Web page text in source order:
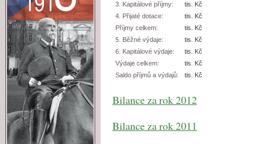
3. Kapitálové příjmy:
tis. Kč
4. Přijaté dotace:
tis. Kč
Příjmy celkem:
tis. Kč
5. Běžné výdaje:
tis. Kč
6. Kapitálové výdaje:
tis. Kč
Výdaje celkem:
tis. Kč
Saldo příjmů a výdajů:
tis. Kč
Bilance za rok 2012
Bilance za rok 2011